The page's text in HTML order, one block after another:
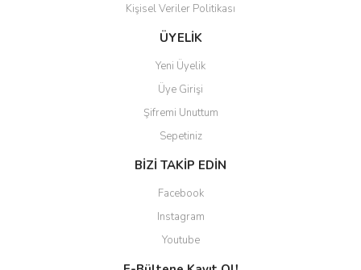
Kişisel Veriler Politikası
ÜYELİK
Yeni Üyelik
Üye Girişi
Şifremi Unuttum
Sepetiniz
BİZİ TAKİP EDİN
Facebook
Instagram
Youtube